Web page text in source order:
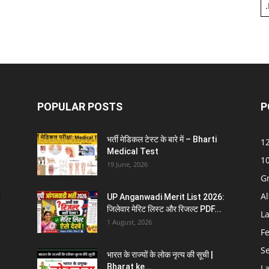
.
POPULAR POSTS
भर्ती मेडिकल टेस्ट के बारे में – Bharti
Medical Test
19 June, 2026
UP Anganwadi Merit List 2026:
जिलेवार मेरिट लिस्ट और रिजल्ट PDF...
1 August, 2026
भारत के राज्यों के लोक नृत्य की सूची |
Bharat ke...